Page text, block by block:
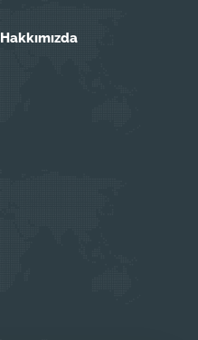
Hakkımızda